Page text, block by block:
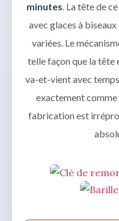
minutes. La tête de
avec glaces à
variées. Le
telle façon que la tête
va-et-vient avec
exactement comme
fabrication est